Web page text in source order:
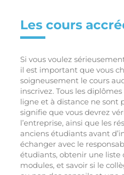
Les cours
Si vous voulez
il est important que vous
soigneusement le cours
inscrivez. Tous les
ligne et à distance ne sont
signifie que vous devrez
l’entreprise, ainsi que les
anciens étudiants avant
échanger avec le
étudiants, obtenir une liste
modules, et savoir si le